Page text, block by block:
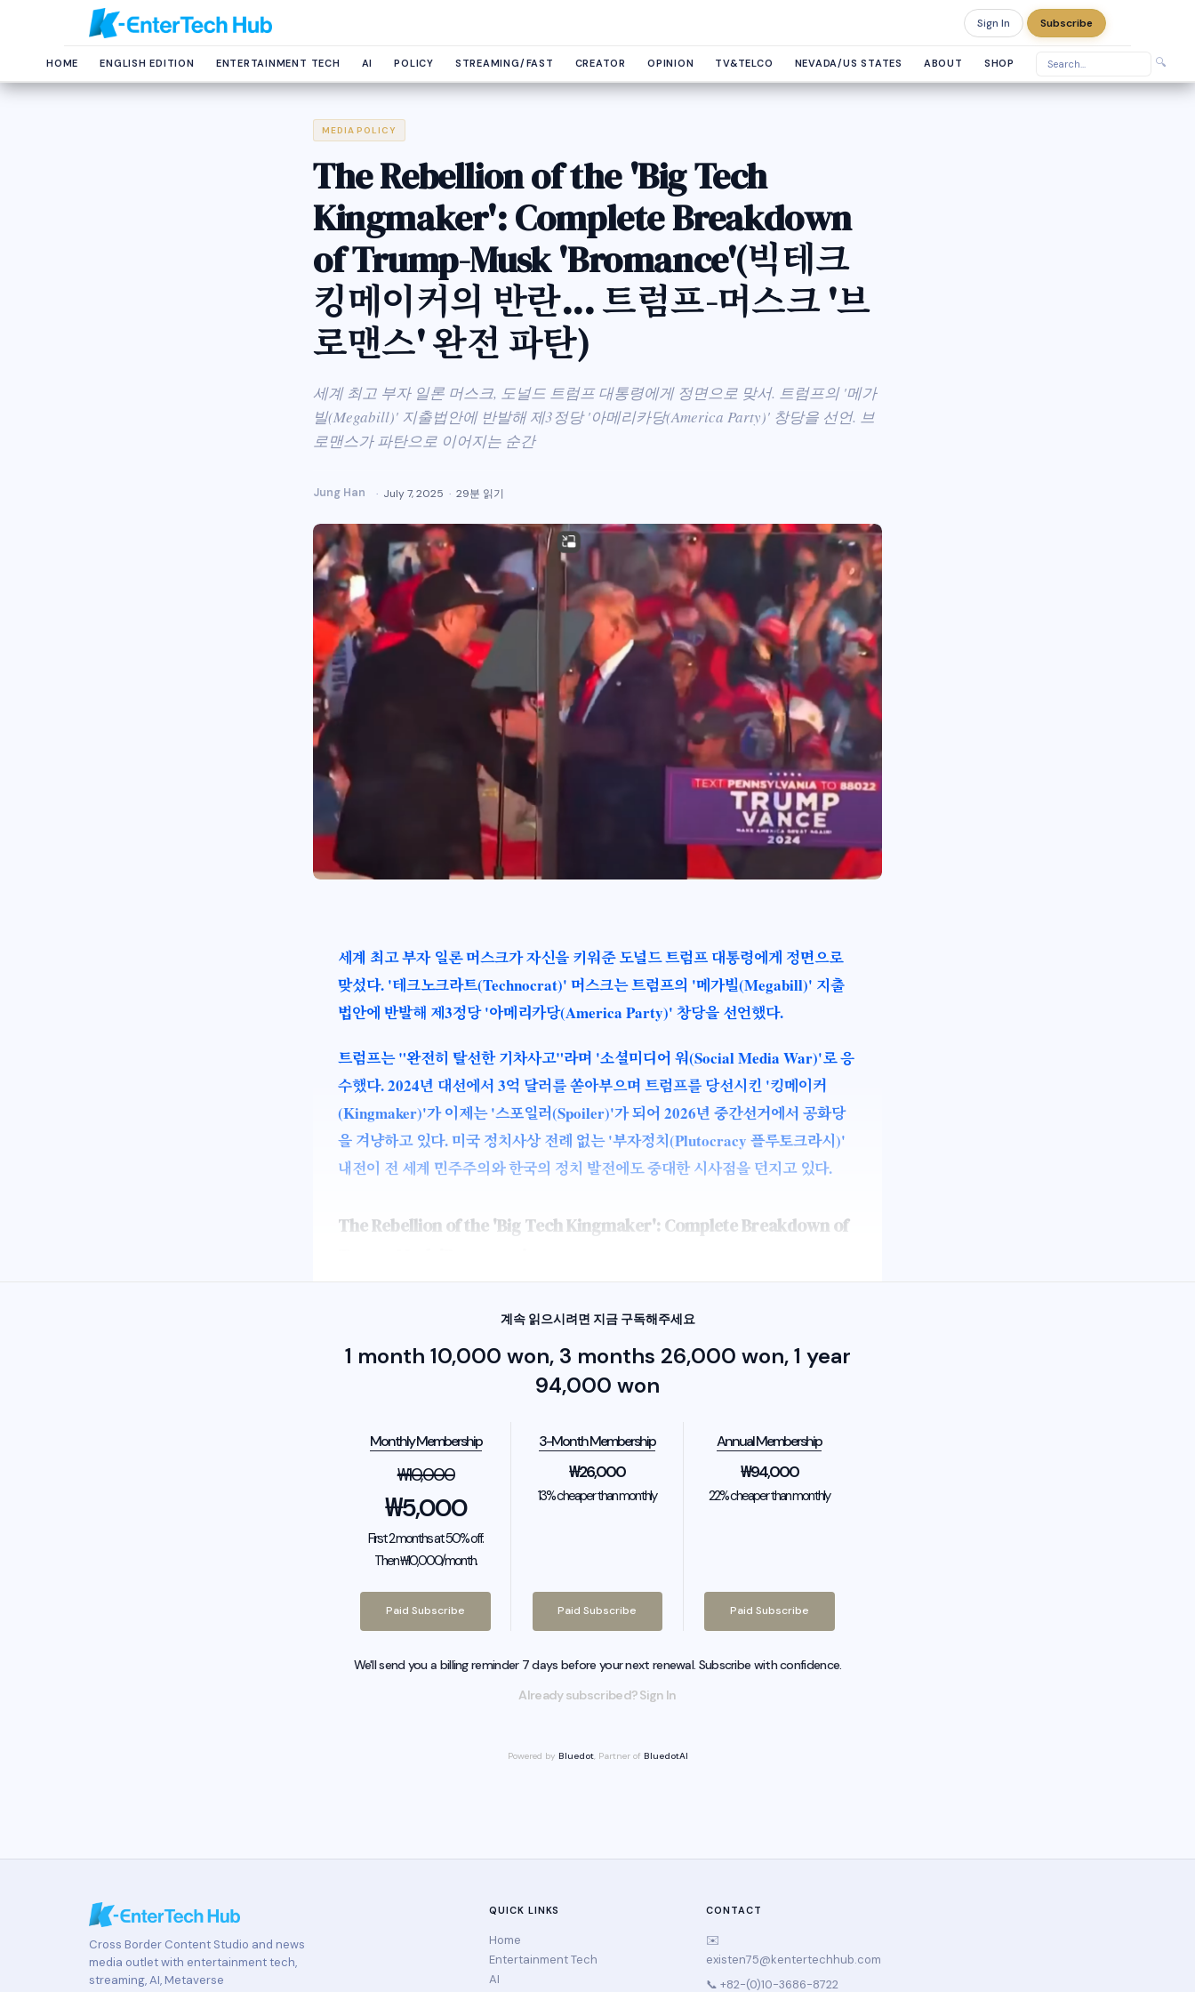
Sign In Subscribe
HOME ENGLISH EDITION ENTERTAINMENT TECH AI POLICY STREAMING/FAST CREATOR OPINION TV&TELCO NEVADA/US STATES ABOUT SHOP 🔍
MEDIA POLICY
The Rebellion of the 'Big Tech
Kingmaker': Complete Breakdown
of Trump-Musk 'Bromance'(빅테크
킹메이커의 반란... 트럼프-머스크 '브
로맨스' 완전 파탄)
세계 최고 부자 일론 머스크, 도널드 트럼프 대통령에게 정면으로 맞서. 트럼프의 '메가
빌(Megabill)' 지출법안에 반발해 제3정당 '아메리카당(America Party)' 창당을 선언. 브
로맨스가 파탄으로 이어지는 순간
Jung Han July 7, 2025 29분 읽기
세계 최고 부자 일론 머스크가 자신을 키워준 도널드 트럼프 대통령에게 정면으로
맞섰다. '테크노크라트(Technocrat)' 머스크는 트럼프의 '메가빌(Megabill)' 지출
법안에 반발해 제3정당 '아메리카당(America Party)' 창당을 선언했다.
트럼프는 "완전히 탈선한 기차사고"라며 '소셜미디어 워(Social Media War)'로 응
수했다. 2024년 대선에서 3억 달러를 쏟아부으며 트럼프를 당선시킨 '킹메이커
(Kingmaker)'가 이제는 '스포일러(Spoiler)'가 되어 2026년 중간선거에서 공화당
을 겨냥하고 있다. 미국 정치사상 전례 없는 '부자정치(Plutocracy 플루토크라시)'
내전이 전 세계 민주주의와 한국의 정치 발전에도 중대한 시사점을 던지고 있다.
The Rebellion of the 'Big Tech Kingmaker': Complete Breakdown of
계속 읽으시려면 지금 구독해주세요
1 month 10,000 won, 3 months 26,000 won, 1 year
94,000 won
Monthly Membership
₩10,000
₩5,000
First 2 months at 50% off.
Then ₩10,000/month.
Paid Subscribe
3-Month Membership
₩26,000
13% cheaper than monthly
Paid Subscribe
Annual Membership
₩94,000
22% cheaper than monthly
Paid Subscribe
We'll send you a billing reminder 7 days before your next renewal. Subscribe with confidence.
Already subscribed? Sign In
Powered by Bluedot, Partner of BluedotAI
Cross Border Content Studio and news
media outlet with entertainment tech,
streaming, AI, Metaverse
QUICK LINKS
Home
Entertainment Tech
AI
CONTACT
✉️
existen75@kentertechhub.com
📞 +82-(0)10-3686-8722